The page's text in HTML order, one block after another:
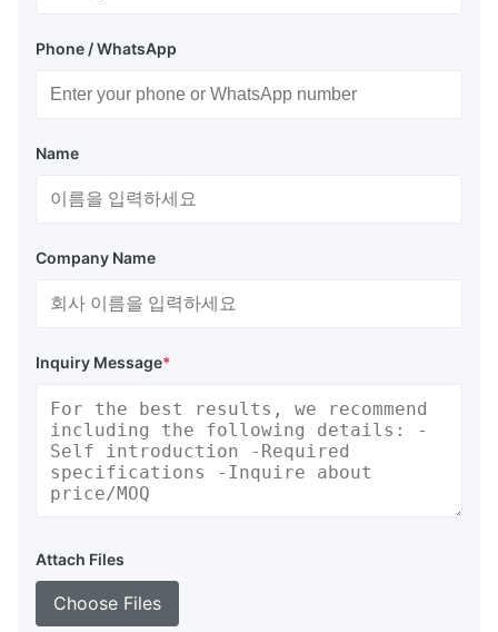
Phone / WhatsApp
Name
Company Name
Inquiry Message*
Attach Files
Choose Files